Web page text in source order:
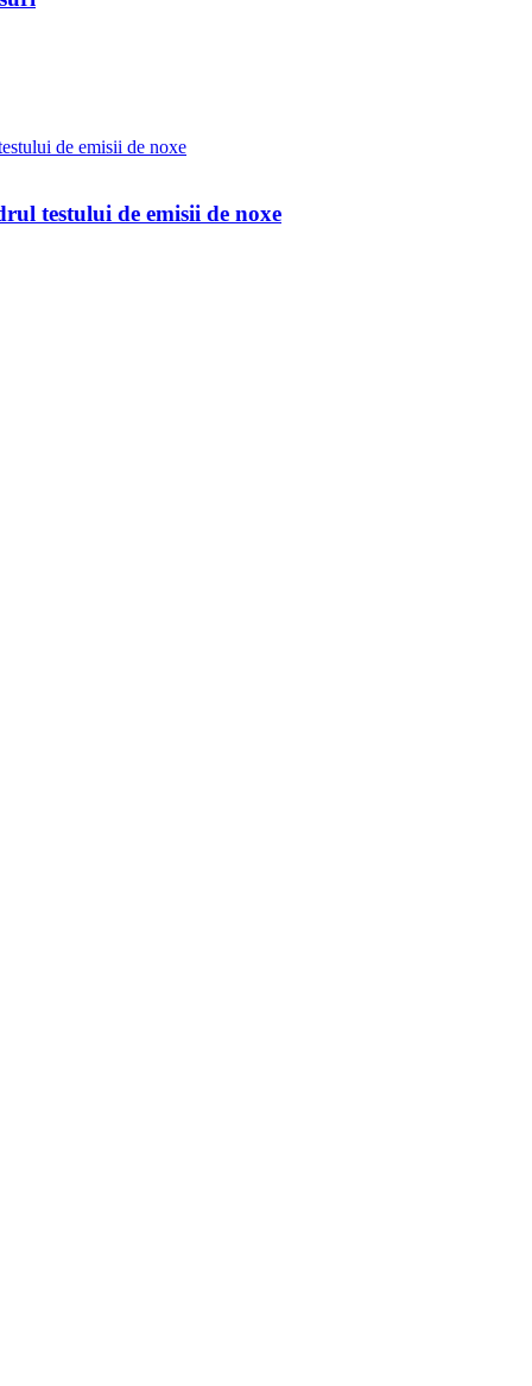
testului de emisii de noxe